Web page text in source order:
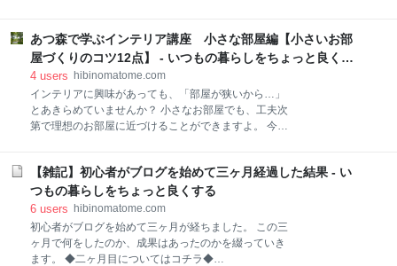
収益は、2桁でした。 嬉しいことに、先月の1桁に近い
2桁と違い、100に近い2桁です！ 稼いでいる人からす
ると、たいしたこと
野菜を食べれるとどんないいことがあるか、野菜嫌い
の視点もふまえつつまとめてみました。 今回の記事で
は、 ・野菜を食べることのメリット ・野菜を手軽に摂
る方法 を紹介しているので、少しでも野菜を食べる動
機なれば嬉しいです。 なぜ野菜を食べるのか？野菜を
食べるメリットまとめ 1：健康を維持するため ①生活
ートリーが増える 4：食事の席で苦労することが減る
野菜を手軽に摂る方法 1：冷凍や作り置きを活用する
2：健康食品をとり入れる 3：サプリメント
あつ森で学ぶインテリア講座 小さな部屋編【小さいお部
屋づくりのコツ12点】 - いつもの暮らしをちょっと良くす
る
4 users
hibinomatome.com
インテリアに興味があっても、「部屋が狭いから…」
とあきらめていませんか？ 小さなお部屋でも、工夫次
第で理想のお部屋に近づけることができますよ。 今回
ポイント！ 1：自分好みの空間をつくるなら、一人暮
らしの環境がイチバン！ 2：画像を集めて好みの部屋
を具体的にイメージ 3：お部屋のサイズはしっかり測
り、慎重な家具選び&配置 4：生活に合わせた間取り選
び 5：部屋をゾーン分けして、限られた空間を有効
に！ 6：兼用家具を選んで無駄を省く 7：お金をかけ
【雑記】初心者がブログを始めて三ヶ月経過した結果 - い
つもの暮らしをちょっと良くする
6 users
hibinomatome.com
初心者がブログを始めて三ヶ月が経ちました。 この三
ヶ月で何をしたのか、成果はあったのかを綴っていき
ます。 ◆二ヶ月目についてはコチラ◆